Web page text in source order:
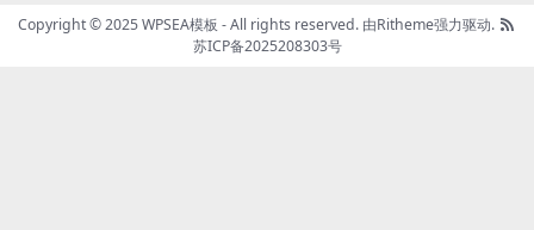
Copyright © 2025 WPSEA模板 - All rights reserved. 由Ritheme强力驱动.
苏ICP备2025208303号